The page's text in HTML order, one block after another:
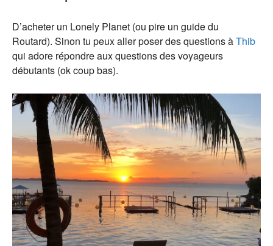
D’acheter un Lonely Planet (ou pire un guide du
Routard). Sinon tu peux aller poser des questions àThib
qui adore répondre aux questions des voyageurs
débutants (ok coup bas).